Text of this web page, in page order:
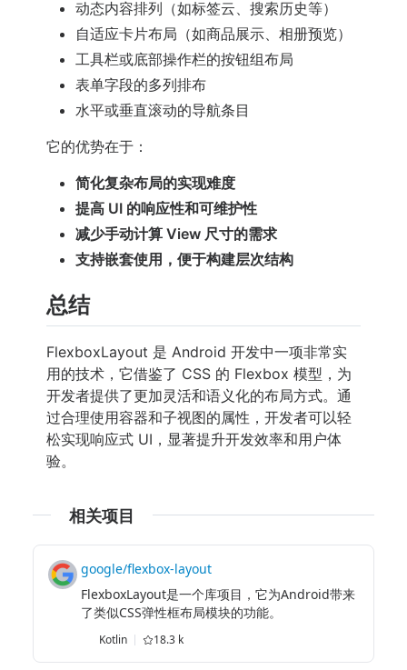
动态内容排列（如标签云、搜索历史等）
自适应卡片布局（如商品展示、相册预览）
工具栏或底部操作栏的按钮组布局
表单字段的多列排布
水平或垂直滚动的导航条目
它的优势在于：
简化复杂布局的实现难度
提高 UI 的响应性和可维护性
减少手动计算 View 尺寸的需求
支持嵌套使用，便于构建层次结构
总结
FlexboxLayout 是 Android 开发中一项非常实
用的技术，它借鉴了 CSS 的 Flexbox 模型，为
开发者提供了更加灵活和语义化的布局方式。通
过合理使用容器和子视图的属性，开发者可以轻
松实现响应式 UI，显著提升开发效率和用户体
验。
相关项目
google/flexbox-layout
FlexboxLayout是一个库项目，它为Android带来
了类似CSS弹性框布局模块的功能。
Kotlin 18.3 k